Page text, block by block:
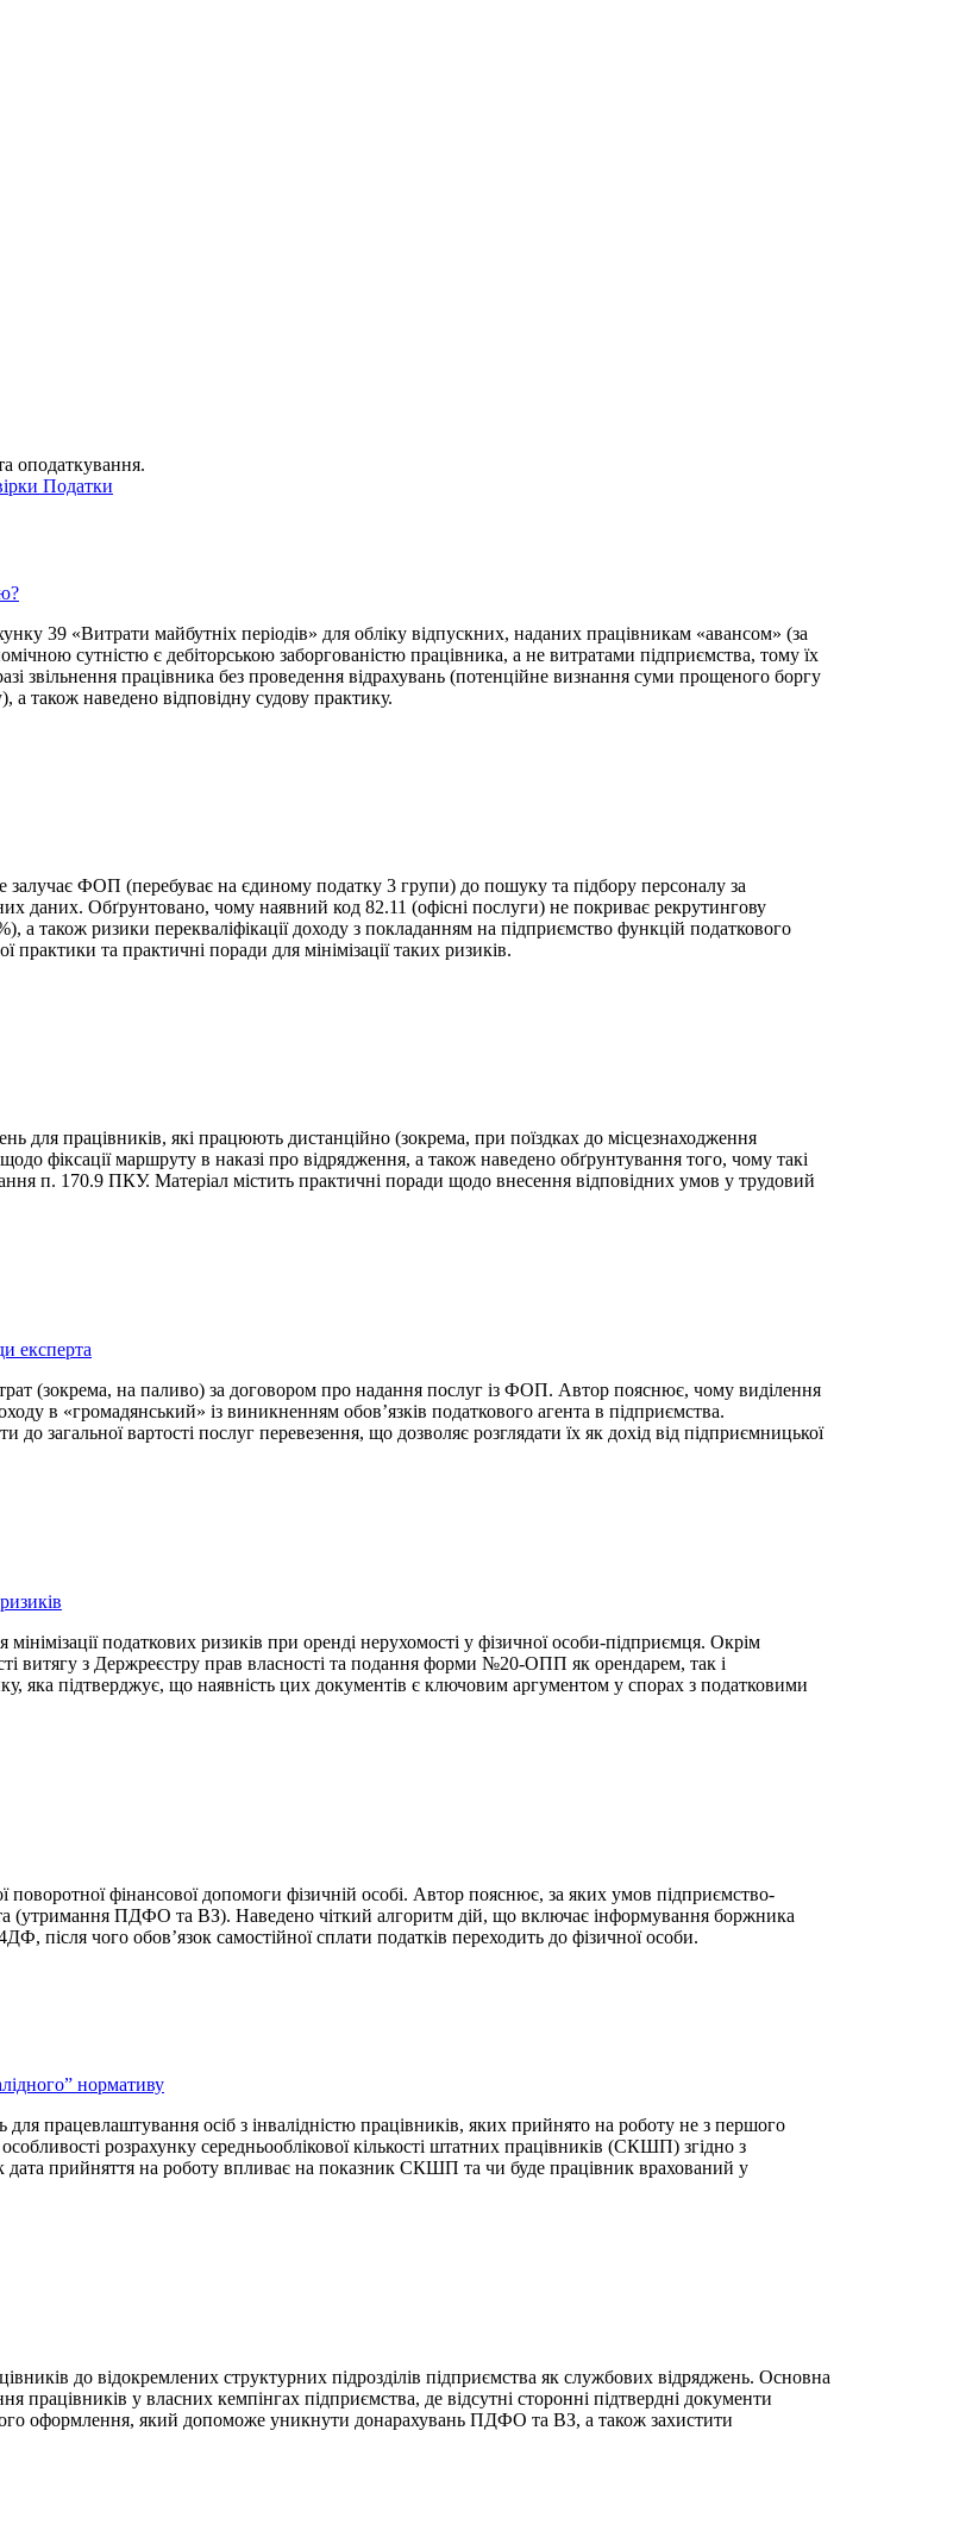
оподаткування.
Податки
39 «Витрати майбутніх періодів» для обліку відпускних, наданих працівникам «авансом» (за
сутністю є дебіторською заборгованістю працівника, а не витратами підприємства, тому їх
звільнення працівника без проведення відрахувань (потенційне визнання суми прощеного боргу
також наведено відповідну судову практику.
залучає ФОП (перебуває на єдиному податку 3 групи) до пошуку та підбору персоналу за
даних. Обґрунтовано, чому наявний код 82.11 (офісні послуги) не покриває рекрутингову
а також ризики перекваліфікації доходу з покладанням на підприємство функцій податкового
та практичні поради для мінімізації таких ризиків.
для працівників, які працюють дистанційно (зокрема, при поїздках до місцезнаходження
фіксації маршруту в наказі про відрядження, а також наведено обґрунтування того, чому такі
п. 170.9 ПКУ. Матеріал містить практичні поради щодо внесення відповідних умов у трудовий
експерта
(зокрема, на паливо) за договором про надання послуг із ФОП. Автор пояснює, чому виділення
в «громадянський» із виникненням обов’язків податкового агента в підприємства.
загальної вартості послуг перевезення, що дозволяє розглядати їх як дохід від підприємницької
податкових ризиків при оренді нерухомості у фізичної особи-підприємця. Окрім
витягу з Держреєстру прав власності та подання форми №20-ОПП як орендарем, так і
яка підтверджує, що наявність цих документів є ключовим аргументом у спорах з податковими
поворотної фінансової допомоги фізичній особі. Автор пояснює, за яких умов підприємство-
(утримання ПДФО та ВЗ). Наведено чіткий алгоритм дій, що включає інформування боржника
після чого обов’язок самостійної сплати податків переходить до фізичної особи.
нормативу
для працевлаштування осіб з інвалідністю працівників, яких прийнято на роботу не з першого
розрахунку середньооблікової кількості штатних працівників (СКШП) згідно з
прийняття на роботу впливає на показник СКШП та чи буде працівник врахований у
до відокремлених структурних підрозділів підприємства як службових відряджень. Основна
працівників у власних кемпінгах підприємства, де відсутні сторонні підтвердні документи
оформлення, який допоможе уникнути донарахувань ПДФО та ВЗ, а також захистити